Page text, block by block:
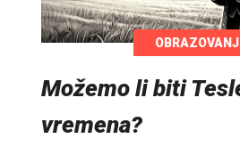
Možemo li biti
vremena?